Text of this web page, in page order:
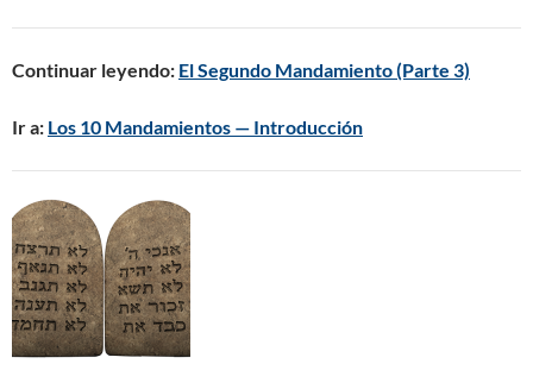
Continuar leyendo: El Segundo Mandamiento (Parte 3)
Ir a: Los 10 Mandamientos — Introducción